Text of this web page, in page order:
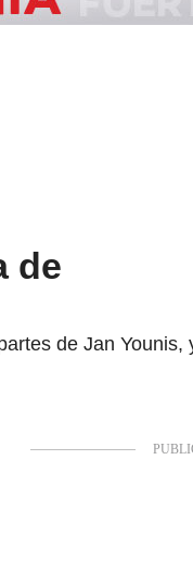
de
de Jan Younis,